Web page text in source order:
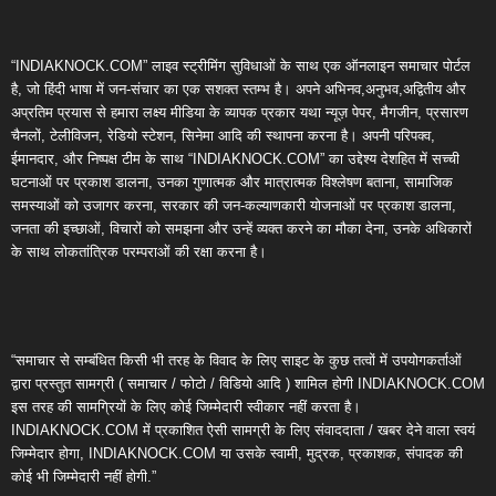
“INDIAKNOCK.COM” लाइव स्ट्रीमिंग सुविधाओं के साथ एक ऑनलाइन समाचार पोर्टल
है, जो हिंदी भाषा में जन-संचार का एक सशक्त स्तम्भ है। अपने अभिनव,अनुभव,अद्वितीय और
अप्रतिम प्रयास से हमारा लक्ष्य मीडिया के व्यापक प्रकार यथा न्यूज़ पेपर, मैगजीन, प्रसारण
चैनलों, टेलीविजन, रेडियो स्टेशन, सिनेमा आदि की स्थापना करना है। अपनी परिपक्व,
ईमानदार, और निष्पक्ष टीम के साथ “INDIAKNOCK.COM” का उद्देश्य देशहित में सच्ची
घटनाओं पर प्रकाश डालना, उनका गुणात्मक और मात्रात्मक विश्लेषण बताना, सामाजिक
समस्याओं को उजागर करना, सरकार की जन-कल्याणकारी योजनाओं पर प्रकाश डालना,
जनता की इच्छाओं, विचारों को समझना और उन्हें व्यक्त करने का मौका देना, उनके अधिकारों
के साथ लोकतांत्रिक परम्पराओं की रक्षा करना है।
“समाचार से सम्बंधित किसी भी तरह के विवाद के लिए साइट के कुछ तत्वों में उपयोगकर्ताओं
द्वारा प्रस्तुत सामग्री ( समाचार / फोटो / विडियो आदि ) शामिल होगी INDIAKNOCK.COM
इस तरह की सामग्रियों के लिए कोई जिम्मेदारी स्वीकार नहीं करता है।
INDIAKNOCK.COM में प्रकाशित ऐसी सामग्री के लिए संवाददाता / खबर देने वाला स्वयं
जिम्मेदार होगा, INDIAKNOCK.COM या उसके स्वामी, मुद्रक, प्रकाशक, संपादक की
कोई भी जिम्मेदारी नहीं होगी.”